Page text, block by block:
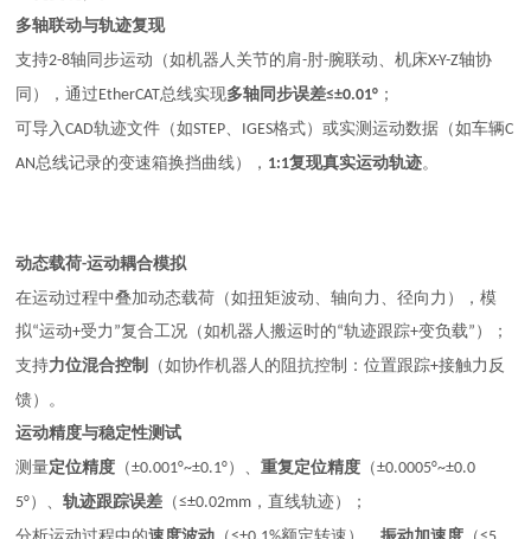
多轴联动与轨迹复现
支持2-8轴同步运动（如机器人关节的肩-肘-腕联动、机床X-Y-Z轴协
同），通过 EtherCAT总线实现多轴同步误差≤±0.01° ；
可导入CAD轨迹文件（如STEP IGES格式）或实测运动数据（如车辆C
AN总线记录的变速箱换挡曲线）， 1:1复现真实运动轨迹。
动态载荷-运动耦合模拟
在运动过程中叠加动态载荷（如扭矩波动、轴向力、径向力），模
拟“运动+受力 ”复合工况（如机器人搬运时的“轨迹跟踪+变负载” ）；
支持力位混合控制 （如协作机器人的阻抗控制：位置跟踪+接触力反
馈）。
运动精度与稳定性测试
测量定位精度 （±0.001°~±0.1°）、重复定位精度 （±0.0005°~±0.0
5°）、轨迹跟踪误差 （≤±0.02mm ，直线轨迹）；